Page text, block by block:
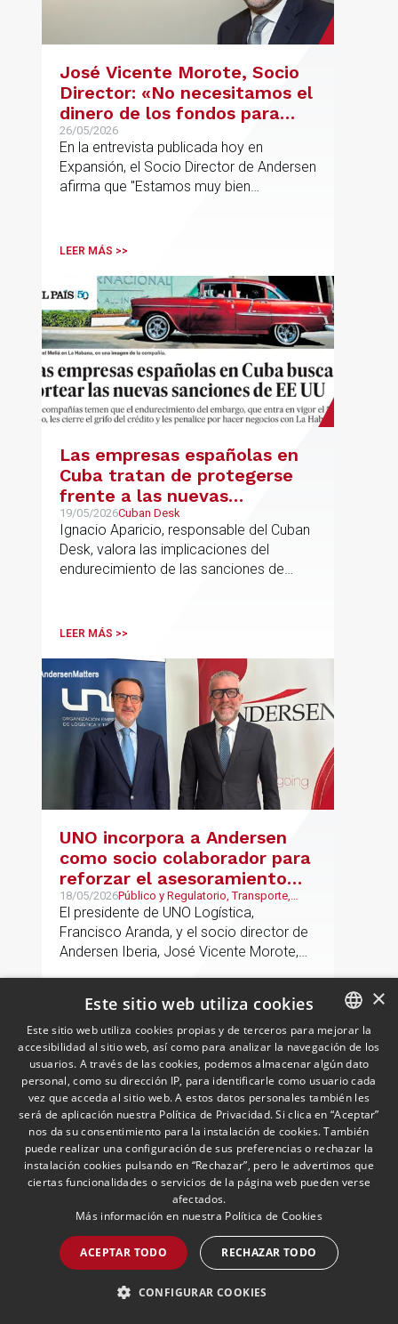
José Vicente Morote, Socio
Director: «No necesitamos el
dinero de los fondos para
desarrollar nuestro
proyecto»
26/05/2026
En la entrevista publicada hoy en
Expansión, el Socio Director de Andersen
afirma que "Estamos muy bien
tenemos y ese es el modelo que vamos
LEER MÁS >>
Las empresas españolas en
Cuba tratan de protegerse
frente a las nuevas
sanciones millonarias que
prepara Estados Unidos
19/05/2026Cuban Desk
Ignacio Aparicio, responsable del Cuban
Desk, valora las implicaciones del
endurecimiento de las sanciones de
LEER MÁS >>
UNO incorpora a Andersen
como socio colaborador para
reforzar el asesoramiento
jurídico y fiscal del sector
logístico
18/05/2026Público y Regulatorio, Transporte,
Movilidad & Logística, Laboral, Fiscal
El presidente de UNO Logística,
Francisco Aranda, y el socio director de
Andersen Iberia, José Vicente Morote,
entidades trabajarán para ayudar a las
empresas logísticas a anticipar y
gestionar con mayor seguridad jurídica
sus principales retos regulatorios.
Grandes empresas españolas
se exponen a sanciones
millonarias de Trump por
Ignacio Aparicio, responsable del Cuban
SPANISH
ENGLISH
PORTUGUESE
×
Este sitio web utiliza cookies
Este sitio web utiliza cookies propias y de terceros para mejorar la
accesibilidad al sitio web, así como para analizar la navegación de los
usuarios. A través de las cookies, podemos almacenar algún dato
personal, como su dirección IP, para identificarle como usuario cada
vez que acceda al sitio web. A estos datos personales también les
será de aplicación nuestra Política de Privacidad. Si clica en “Aceptar”
nos da su consentimiento para la instalación de cookies. También
puede realizar una configuración de sus preferencias o rechazar la
instalación cookies pulsando en “Rechazar”, pero le advertimos que
ciertas funcionalidades o servicios de la página web pueden verse
afectados.
Más información en nuestra Política de Cookies
ACEPTAR TODO RECHAZAR TODO
CONFIGURAR COOKIES